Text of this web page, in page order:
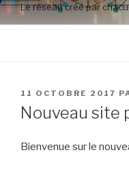
Le réseau créé par
PUBLIÉ
LE
11 OCTOBRE 2017
Nouveau site
Bienvenue sur le